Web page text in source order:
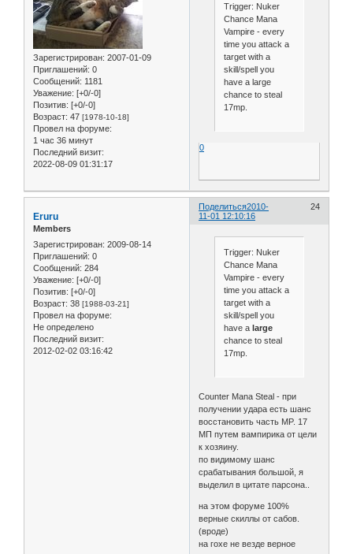
Зарегистрирован: 2007-01-09
Приглашений: 0
Сообщений: 1181
Уважение: [+0/-0]
Позитив: [+0/-0]
Возраст: 47 [1978-10-18]
Провел на форуме:
1 час 36 минут
Последний визит:
2022-08-09 01:31:17
Trigger: Nuker
Chance Mana
Vampire - every
time you attack a
target with a
skill/spell you
have a large
chance to steal
17mp.
0
Поделиться 24
2010-
11-01 12:10:16
Eruru
Members
Зарегистрирован: 2009-08-14
Приглашений: 0
Сообщений: 284
Уважение: [+0/-0]
Позитив: [+0/-0]
Возраст: 38 [1988-03-21]
Провел на форуме:
Не определено
Последний визит:
2012-02-02 03:16:42
Trigger: Nuker
Chance Mana
Vampire - every
time you attack a
target with a
skill/spell you
have a large
chance to steal
17mp.
Counter Mana Steal - при
получении удара есть шанс
восстановить часть MP. 17
МП путем вампирика от цели
к хозяину.
по видимому шанс
срабатывания большой, я
выделил в цитате парсона..
на этом форуме 100%
верные скиллы от сабов.
(вроде)
на гохе не везде верное